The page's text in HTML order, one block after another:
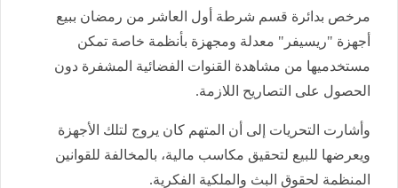
مرخص بدائرة قسم شرطة أول العاشر من رمضان ببيع
أجهزة "ريسيفر" معدلة ومجهزة بأنظمة خاصة تمكن
مستخدميها من مشاهدة القنوات الفضائية المشفرة دون
الحصول على التصاريح اللازمة.
وأشارت التحريات إلى أن المتهم كان يروج لتلك الأجهزة
ويعرضها للبيع لتحقيق مكاسب مالية، بالمخالفة للقوانين
المنظمة لحقوق البث والملكية الفكرية.